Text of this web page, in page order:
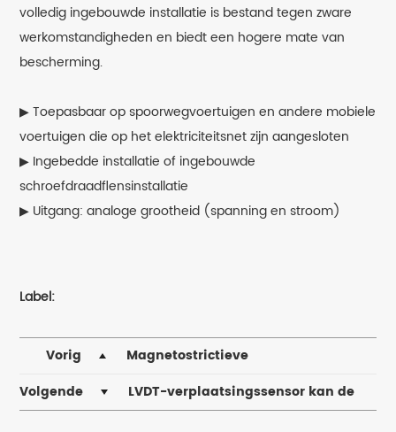
volledig ingebouwde installatie is bestand tegen zware
werkomstandigheden en biedt een hogere mate van
bescherming.
▶ Toepasbaar op spoorwegvoertuigen en andere mobiele
voertuigen die op het elektriciteitsnet zijn aangesloten
▶ Ingebedde installatie of ingebouwde
schroefdraadflensinstallatie
▶ Uitgang: analoge grootheid (spanning en stroom)
Label:
Vorig
Magnetostrictieve
verplaatsingssensoren kunnen worden gebruikt op
Volgende
LVDT-verplaatsingssensor kan de